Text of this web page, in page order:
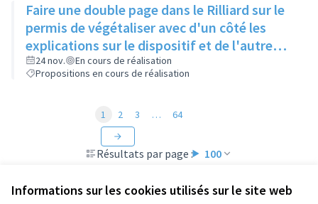
Informations sur les cookies utilisés sur le site web
Faire une double page dans le Rilliard sur le
permis de végétaliser avec d'un côté les
explications sur le dispositif et de l'autre
côté des exemples concrets de lieux à
investir
24 nov.
En cours de réalisation
Propositions en cours de réalisation
Résultats par page : 100
1 2 3 … 64